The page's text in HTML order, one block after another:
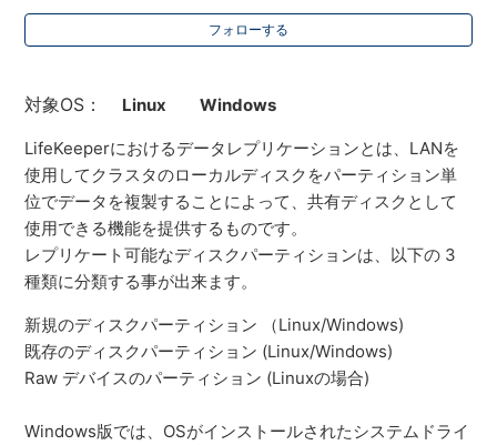
フォローする
対象OS： Linux Windows
LifeKeeperにおけるデータレプリケーションとは、LANを
使用してクラスタのローカルディスクをパーティション単
位でデータを複製することによって、共有ディスクとして
使用できる機能を提供するものです。
レプリケート可能なディスクパーティションは、以下の 3
種類に分類する事が出来ます。
新規のディスクパーティション （Linux/Windows)
既存のディスクパーティション (Linux/Windows)
Raw デバイスのパーティション (Linuxの場合)
Windows版では、OSがインストールされたシステムドライ